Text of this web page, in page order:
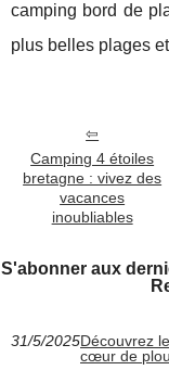
camping bord de
plus belles plages
Camping 4 étoiles
bretagne : vivez des
vacances
inoubliables
S'abonner aux
31/5/2025Découvrez
cœur de